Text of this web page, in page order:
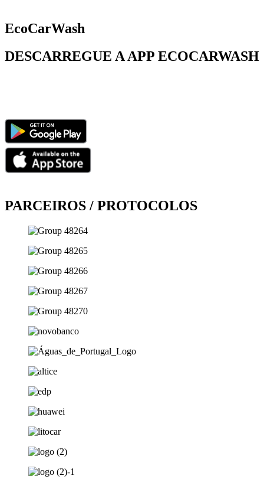
EcoCarWash
DESCARREGUE A APP ECOCARWASH
PARCEIROS / PROTOCOLOS